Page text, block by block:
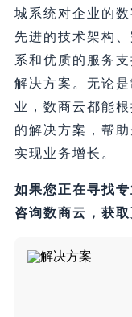
城系统对企业的
先进的技术架构
系和优质的服务
解决方案。无论
业，数商云都能
的解决方案，帮
实现业务增长。
如果您正在寻找
咨询数商云，获